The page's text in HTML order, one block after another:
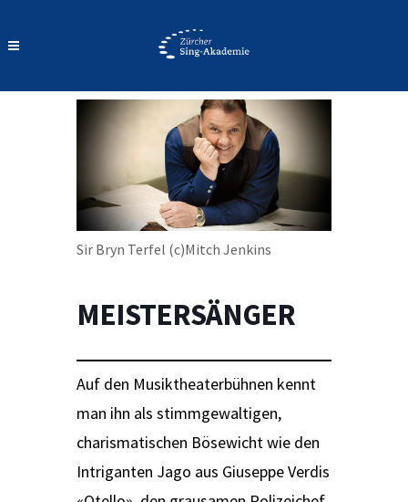
Sir Bryn Terfel (c)Mitch Jenkins
MEISTERSÄNGER
Auf den Musiktheaterbühnen kennt
man ihn als stimmgewaltigen,
charismatischen Bösewicht wie den
Intriganten Jago aus Giuseppe Verdis